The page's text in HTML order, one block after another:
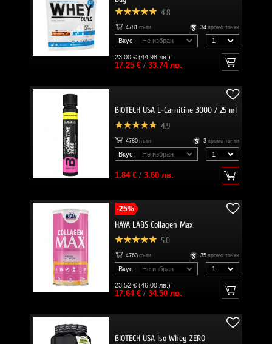
4.8
4781 пъти 34 промо точки
Вкус:
23.00 € (44.98 лв.)
17.25 €/ 33.74 лв.
BIOTECH USA L-Carnitine 3000 / 25 ml
4.9
4780 пъти 3 промо точки
Вкус:
1.84 €/ 3.60 лв.
-25%
HAYA LABS Collagen Max
5.0
4763 пъти 35 промо точки
Вкус:
23.52 € (46.00 лв.)
17.64 €/ 34.50 лв.
BIOTECH USA Iso Whey ZERO